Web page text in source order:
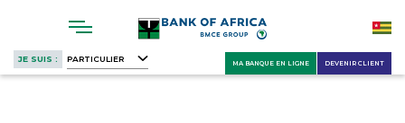
main
content
JE SUIS : PARTICULIER DEVENIR CLIENT
MA BANQUE EN LIGNE